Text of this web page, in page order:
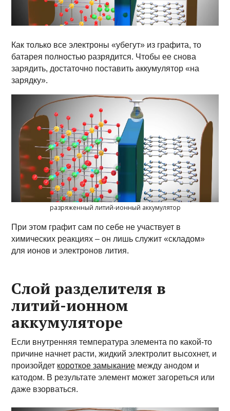
Как только все электроны «убегут» из графита, то
батарея полностью разрядится. Чтобы ее снова
зарядить, достаточно поставить аккумулятор «на
зарядку».
разряженный литий-ионный аккумулятор
При этом графит сам по себе не участвует в
химических реакциях – он лишь служит «складом»
для ионов и электронов лития.
Слой разделителя в
литий-ионном
аккумуляторе
Если внутренняя температура элемента по какой-то
причине начнет расти, жидкий электролит высохнет, и
произойдет короткое замыкание между анодом и
катодом. В результате элемент может загореться или
даже взорваться.